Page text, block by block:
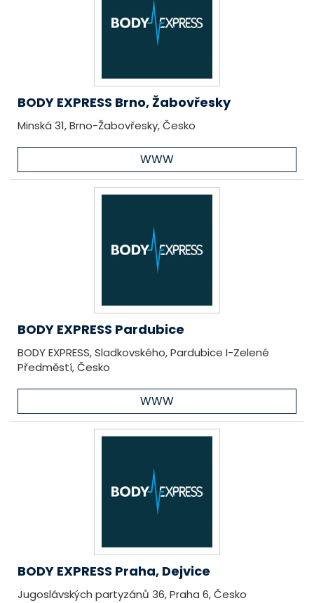
BODY EXPRESS Brno, Žabovřesky
Minská 31, Brno-Žabovřesky, Česko
WWW
BODY EXPRESS Pardubice
BODY EXPRESS, Sladkovského, Pardubice I-Zelené
Předměstí, Česko
WWW
BODY EXPRESS Praha, Dejvice
Jugoslávských partyzánů 36, Praha 6, Česko